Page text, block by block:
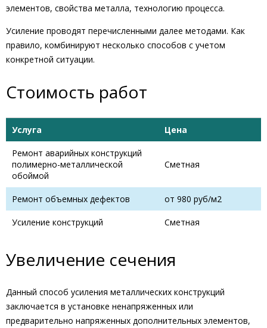
элементов, свойства металла, технологию процесса.
Усиление проводят перечисленными далее методами. Как
правило, комбинируют несколько способов с учетом
конкретной ситуации.
Стоимость работ
Услуга Цена
Ремонт аварийных конструкций
полимерно-металлической
обоймой
Сметная
Ремонт объемных дефектов от 980 руб/м2
Усиление конструкций Сметная
Увеличение сечения
Данный способ усиления металлических конструкций
заключается в установке ненапряженных или
предварительно напряженных дополнительных элементов,